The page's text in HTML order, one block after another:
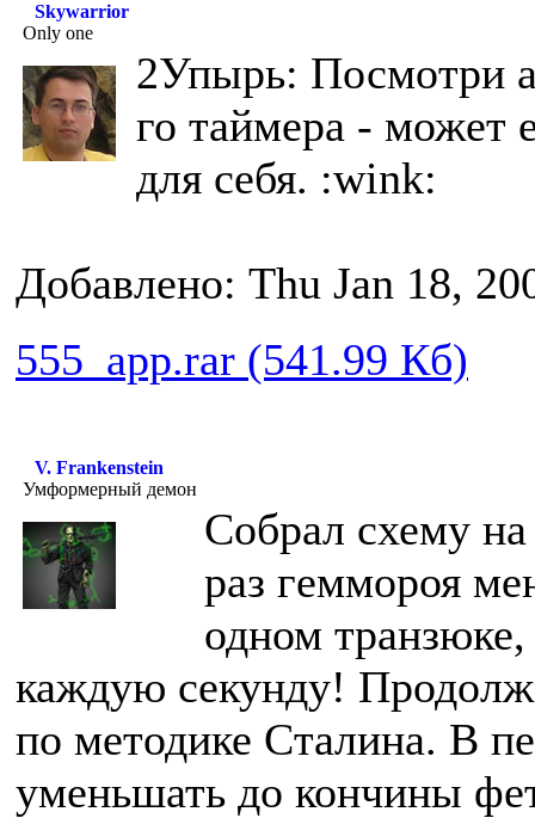
Skywarrior
Only one
2Упырь: Посмотри
го таймера - может
для себя. :wink:
Добавлено: Thu Jan 18,
555_app.rar (541.99 Кб)
V. Frankenstein
Умформерный демон
Собрал схему
раз геммороя
одном
каждую секунду!
по методике Сталина. В
уменьшать до кончины